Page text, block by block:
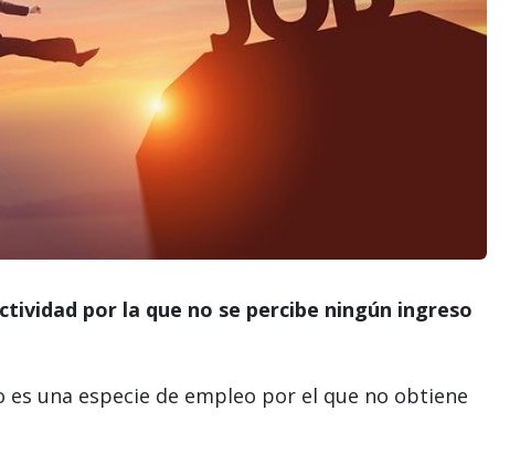
por la que no se percibe ningún ingreso
es una especie de empleo por el que no obtiene